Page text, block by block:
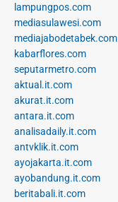
lampungpos.com
mediasulawesi.com
mediajabodetabek.com
kabarflores.com
seputarmetro.com
aktual.it.com
akurat.it.com
antara.it.com
analisadaily.it.com
antvklik.it.com
ayojakarta.it.com
ayobandung.it.com
beritabali.it.com